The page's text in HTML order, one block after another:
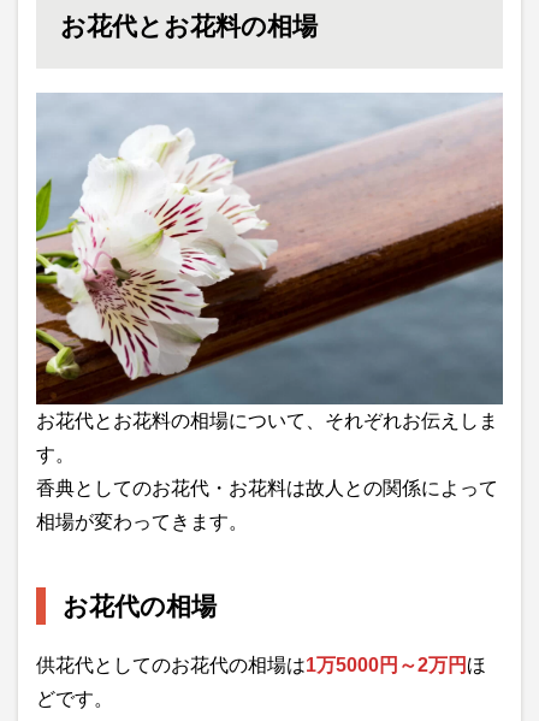
お花代とお花料の相場
お花代とお花料の相場について、それぞれお伝えしま
す。
香典としてのお花代・お花料は故人との関係によって
相場が変わってきます。
お花代の相場
供花代としてのお花代の相場は1万5000円～2万円 ほ
どです。